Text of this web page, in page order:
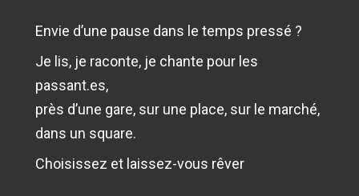
Envie d’une pause dans le temps pressé ?
Je lis, je raconte, je chante pour les
passant.es,
près d’une gare, sur une place, sur le marché,
dans un square.
Choisissez et laissez-vous rêver